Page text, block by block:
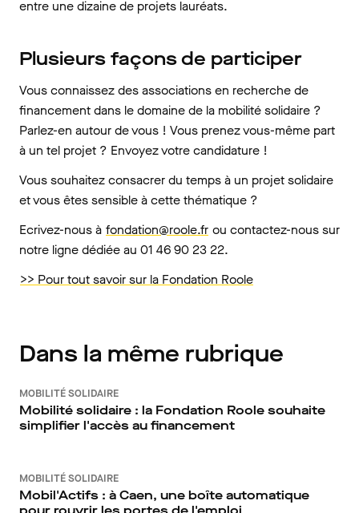
entre une dizaine de projets lauréats.
Plusieurs façons de participer
Vous connaissez des associations en recherche de
financement dans le domaine de la mobilité solidaire ?
Parlez-en autour de vous ! Vous prenez vous-même part
à un tel projet ? Envoyez votre candidature !
Vous souhaitez consacrer du temps à un projet solidaire
et vous êtes sensible à cette thématique ?
Ecrivez-nous à fondation@roole.fr ou contactez-nous sur
notre ligne dédiée au 01 46 90 23 22.
>> Pour tout savoir sur la Fondation Roole
Dans la même rubrique
MOBILITÉ SOLIDAIRE
Mobilité solidaire : la Fondation Roole souhaite
simplifier l'accès au financement
MOBILITÉ SOLIDAIRE
Mobil'Actifs : à Caen, une boîte automatique